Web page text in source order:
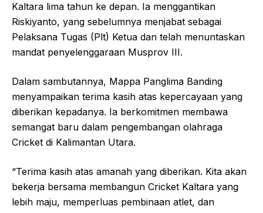
Kaltara lima tahun ke depan. Ia menggantikan
Riskiyanto, yang sebelumnya menjabat sebagai
Pelaksana Tugas (Plt) Ketua dan telah menuntaskan
mandat penyelenggaraan Musprov III.
Dalam sambutannya, Mappa Panglima Banding
menyampaikan terima kasih atas kepercayaan yang
diberikan kepadanya. Ia berkomitmen membawa
semangat baru dalam pengembangan olahraga
Cricket di Kalimantan Utara.
“Terima kasih atas amanah yang diberikan. Kita akan
bekerja bersama membangun Cricket Kaltara yang
lebih maju, memperluas pembinaan atlet, dan